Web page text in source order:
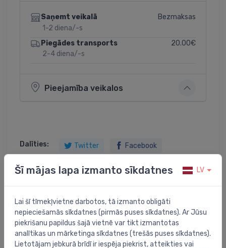
Saņemt veikalā
1-2 diena/-s
Bezmaksas
Piegādes transports
2-4 diena/-s
20.00€
Pieejamība veikalos
Dalīties: Twitter Facebook
Preces apraksts
dušas paliktnis Art, 900x900 mm, ar paneli, balts
Šī mājas lapa izmanto sīkdatnes LV
Lai šī tīmekļvietne darbotos, tā izmanto obligāti
nepieciešamās sīkdatnes (pirmās puses sīkdatnes). Ar Jūsu
piekrišanu papildus šajā vietnē var tikt izmantotas
analītikas un mārketinga sīkdatnes (trešās puses sīkdatnes).
Lietotājam jebkurā brīdī ir iespēja piekrist, atteikties vai